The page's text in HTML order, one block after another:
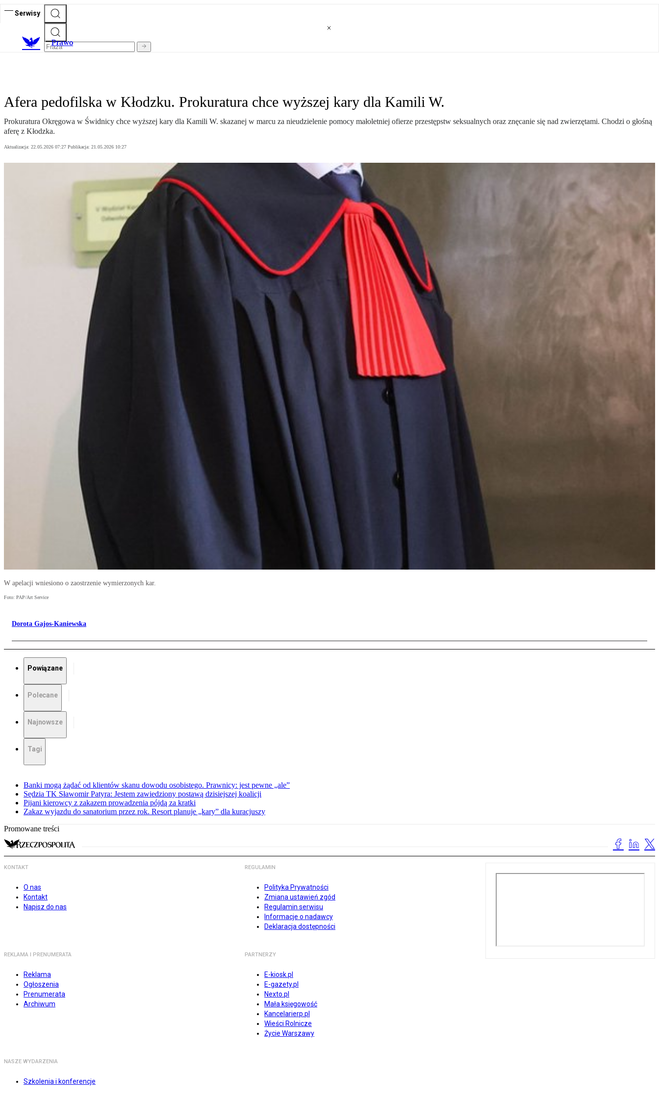
Serwisy
Prawo
Afera pedofilska w Kłodzku. Prokuratura chce wyższej kary dla Kamili W.
Prokuratura Okręgowa w Świdnicy chce wyższej kary dla Kamili W. skazanej w marcu za nieudzielenie pomocy małoletniej ofierze przestępstw seksualnych oraz znęcanie się nad zwierzętami. Chodzi o głośną
aferę z Kłodzka.
Aktualizacja: 22.05.2026 07:27 Publikacja: 21.05.2026 10:27
W apelacji wniesiono o zaostrzenie wymierzonych kar.
Foto: PAP/Art Service
Dorota Gajos-Kaniewska
Powiązane
Polecane
Najnowsze
Tagi
Banki mogą żądać od klientów skanu dowodu osobistego. Prawnicy: jest pewne „ale”
Sędzia TK Sławomir Patyra: Jestem zawiedziony postawą dzisiejszej koalicji
Pijani kierowcy z zakazem prowadzenia pójdą za kratki
Zakaz wyjazdu do sanatorium przez rok. Resort planuje „kary” dla kuracjuszy
Promowane treści
KONTAKT
O nas
Kontakt
Napisz do nas
REGULAMIN
Polityka Prywatności
Zmiana ustawień zgód
Regulamin serwisu
Informacje o nadawcy
Deklaracja dostępności
REKLAMA I PRENUMERATA
Reklama
Ogłoszenia
Prenumerata
Archiwum
PARTNERZY
E-kiosk.pl
E-gazety.pl
Nexto.pl
Mała księgowość
Kancelarierp.pl
Wieści Rolnicze
Życie Warszawy
NASZE WYDARZENIA
Szkolenia i konferencje